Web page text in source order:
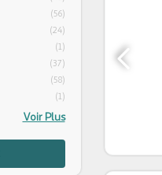
(56)
(24)
(1)
(37)
(58)
(1)
Voir Plus